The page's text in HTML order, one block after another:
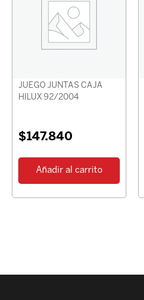
JUEGO JUNTAS CAJA
HILUX 92/2004
$147.840
Añadir al carrito